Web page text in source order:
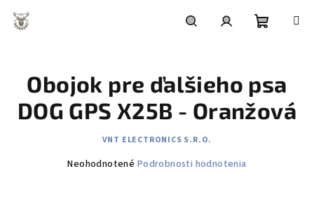
obsah
košík
Obojok pre ďalšieho psa
DOG GPS X25B - Oranžová
VNT ELECTRONICS S.R.O.
Priemerné
Neohodnotené Podrobnosti hodnotenia